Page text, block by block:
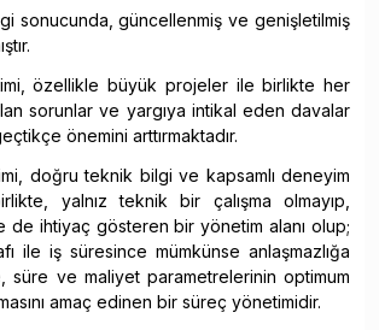
sonucunda, güncellenmiş ve genişletilmiş
özellikle büyük projeler ile birlikte her
sorunlar ve yargıya intikal eden davalar
önemini arttırmaktadır.
doğru teknik bilgi ve kapsamlı deneyim
yalnız teknik bir çalışma olmayıp,
de ihtiyaç gösteren bir yönetim alanı olup;
ile iş süresince mümkünse anlaşmazlığa
süre ve maliyet parametrelerinin optimum
amaç edinen bir süreç yönetimidir.